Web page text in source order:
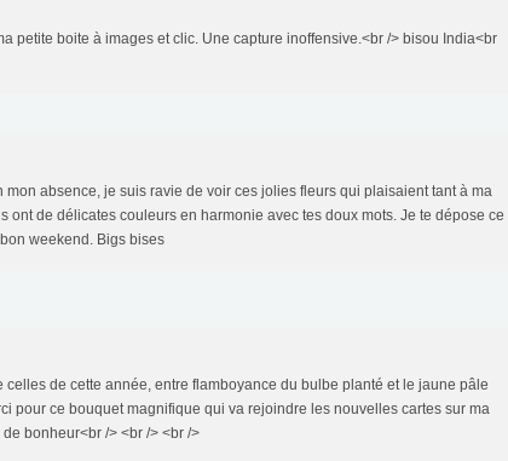
petite boite à images et clic. Une capture inoffensive.<br /> bisou India<br
absence, je suis ravie de voir ces jolies fleurs qui plaisaient tant à ma
ont de délicates couleurs en harmonie avec tes doux mots. Je te dépose ce
weekend. Bigs bises
de cette année, entre flamboyance du bulbe planté et le jaune pâle
pour ce bouquet magnifique qui va rejoindre les nouvelles cartes sur ma
bonheur<br /> <br /> <br />